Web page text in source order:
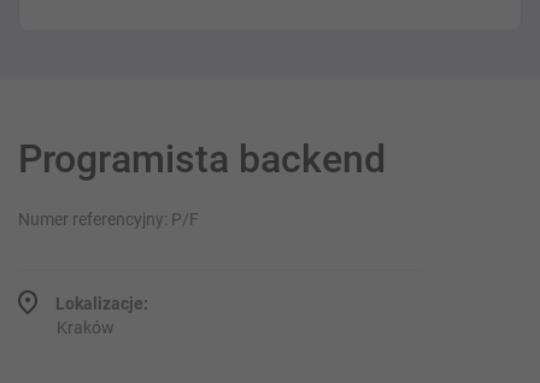
Programista backend
Numer referencyjny: P/F
Lokalizacje:
Kraków